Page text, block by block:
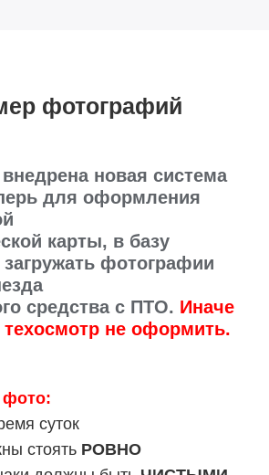
фотографий
внедрена новая система
для оформления
карты, в базу
загружать фотографии
средства с ПТО. Иначе
не оформить.
фото:
суток
стоять РОВНО